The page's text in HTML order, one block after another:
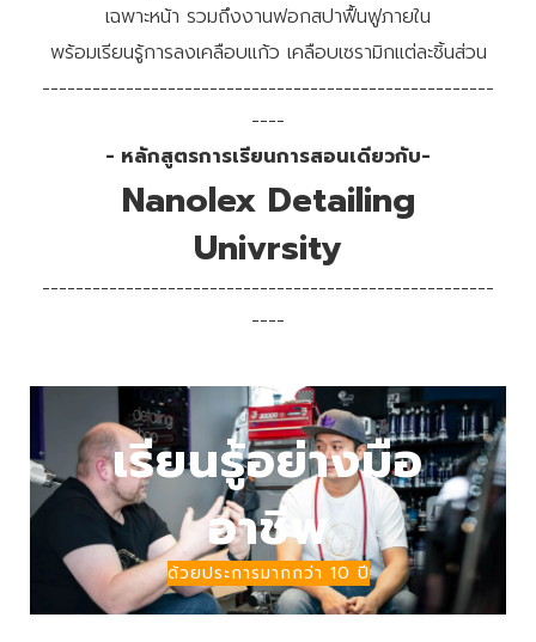
เฉพาะหน้า รวมถึงงานฟอกสปาฟื้นฟูภายใน
พร้อมเรียนรู้การลงเคลือบแก้ว เคลือบเซรามิกแต่ละชิ้นส่วน
------------------------------------------------------
----
- หลักสูตรการเรียนการสอนเดียวกับ-
Nanolex Detailing
Univrsity
------------------------------------------------------
----
เรียนรู้อย่างมือ
อาชีพ
ด้วยประการมากกว่า 10 ปี